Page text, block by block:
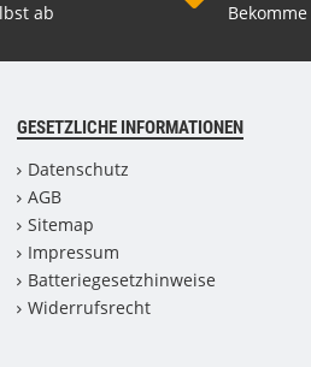
ab
GESETZLICHE INFORMATIONEN
Datenschutz
AGB
Sitemap
Impressum
Batteriegesetzhinweise
Widerrufsrecht